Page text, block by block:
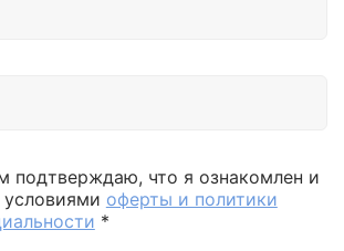
подтверждаю, что я ознакомлен и
условиями оферты и политики
*